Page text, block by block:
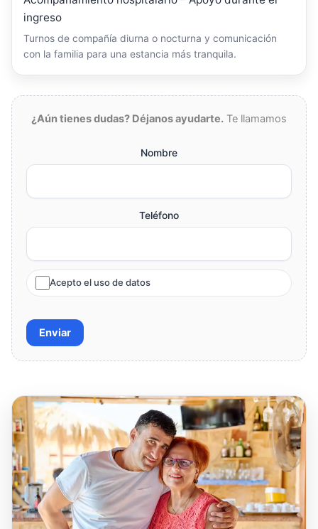
ingreso
Turnos de compañía diurna o nocturna y comunicación
con la familia para una estancia más tranquila.
¿Aún tienes dudas? Déjanos ayudarte. Te llamamos
Nombre
Teléfono
Acepto el uso de datos
Enviar